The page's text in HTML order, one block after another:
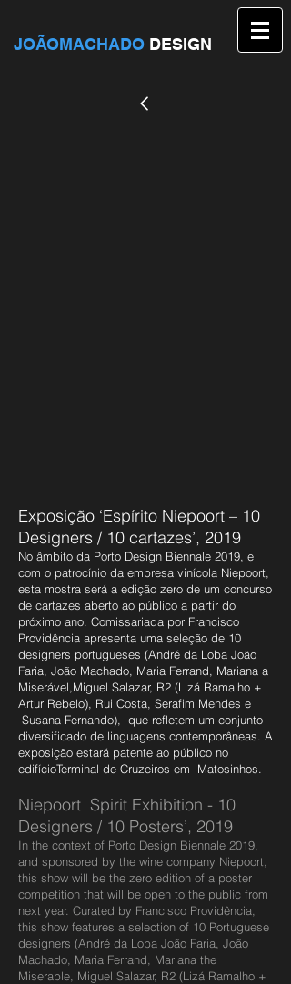
JOÃOMACHADO DESIGN
Exposição ‘Espírito Niepoort – 10
Designers / 10 cartazes’, 2019
No âmbito da Porto Design Biennale 2019, e
com o patrocínio da empresa vinícola Niepoort,
esta mostra será a edição zero de um concurso
de cartazes aberto ao público a partir do
próximo ano. Comissariada por Francisco
Providência apresenta uma seleção de 10
designers portugueses (André da Loba João
Faria, João Machado, Maria Ferrand, Mariana a
Miserável,Miguel Salazar, R2 (Lizá Ramalho +
Artur Rebelo), Rui Costa, Serafim Mendes e
Susana Fernando), que refletem um conjunto
diversificado de linguagens contemporâneas. A
exposição estará patente ao público no
edifícioTerminal de Cruzeiros em Matosinhos.
Niepoort Spirit Exhibition - 10
Designers / 10 Posters’, 2019
In the context of Porto Design Biennale 2019,
and sponsored by the wine company Niepoort,
this show will be the zero edition of a poster
competition that will be open to the public from
next year. Curated by Francisco Providência,
this show features a selection of 10 Portuguese
designers (André da Loba João Faria, João
Machado, Maria Ferrand, Mariana the
Miserable, Miguel Salazar, R2 (Lizá Ramalho +